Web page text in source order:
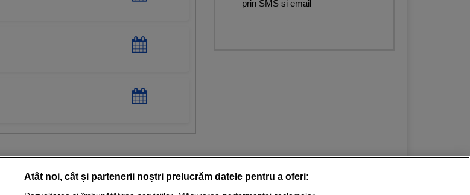
prin SMS si email
Atât noi, cât și partenerii noștri prelucrăm datele pentru a oferi: